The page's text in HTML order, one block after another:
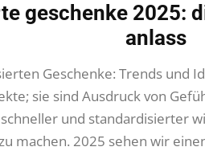
geschenke 2025:
anlass
Geschenke: Trends und
sie sind Ausdruck von
und standardisierter
machen. 2025 sehen wir